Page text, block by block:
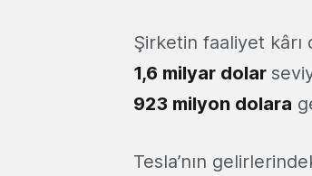
Şirketin faaliyet kârı
1,6 milyar dolar
923 milyon dolara
Tesla’nın